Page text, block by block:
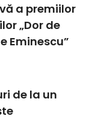
a premiilor
„Dor de
Eminescu”
de la un